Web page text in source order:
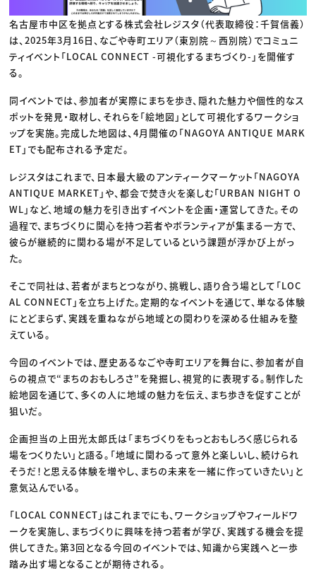
名古屋市中区を拠点とする株式会社レジスタ（代表取締役：千賀信義）
は、2025年3月16日、なごや寺町エリア（東別院～西別院）でコミュニ
ティイベント「LOCAL CONNECT -可視化するまちづくり-」を開催す
る。
同イベントでは、参加者が実際にまちを歩き、隠れた魅力や個性的なス
ポットを発見・取材し、それらを「絵地図」として可視化するワークショ
ップを実施。完成した地図は、4月開催の「NAGOYA ANTIQUE MARK
ET」でも配布される予定だ。
レジスタはこれまで、日本最大級のアンティークマーケット「NAGOYA
ANTIQUE MARKET」や、都会で焚き火を楽しむ「URBAN NIGHT O
WL」など、地域の魅力を引き出すイベントを企画・運営してきた。その
過程で、まちづくりに関心を持つ若者やボランティアが集まる一方で、
彼らが継続的に関わる場が不足しているという課題が浮かび上がっ
た。
そこで同社は、若者がまちとつながり、挑戦し、語り合う場として「LOC
AL CONNECT」を立ち上げた。定期的なイベントを通じて、単なる体験
にとどまらず、実践を重ねながら地域との関わりを深める仕組みを整
えている。
今回のイベントでは、歴史あるなごや寺町エリアを舞台に、参加者が自
らの視点で“まちのおもしろさ”を発掘し、視覚的に表現する。制作した
絵地図を通じて、多くの人に地域の魅力を伝え、まち歩きを促すことが
狙いだ。
企画担当の上田光太郎氏は「まちづくりをもっとおもしろく感じられる
場をつくりたい」と語る。「地域に関わるって意外と楽しいし、続けられ
そうだ！と思える体験を増やし、まちの未来を一緒に作っていきたい」と
意気込んでいる。
「LOCAL CONNECT」はこれまでにも、ワークショップやフィールドワ
ークを実施し、まちづくりに興味を持つ若者が学び、実践する機会を提
供してきた。第3回となる今回のイベントでは、知識から実践へと一歩
踏み出す場となることが期待される。